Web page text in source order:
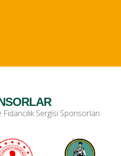
Sergisi Sponsorları